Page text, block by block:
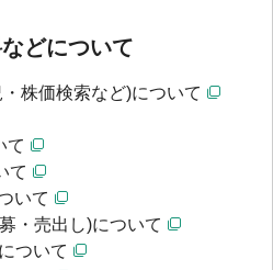
どについて
株価検索など)について
て
て
いて
・売出し)について
ついて